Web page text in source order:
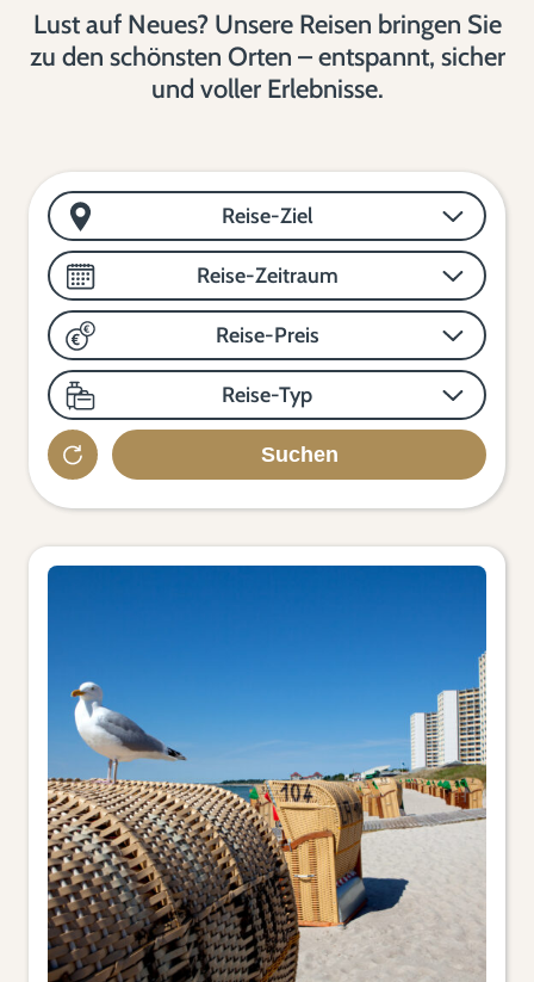
Lust auf Neues? Unsere Reisen bringen Sie
zu den schönsten Orten – entspannt, sicher
und voller Erlebnisse.
Reise-Ziel
Reise-Zeitraum
Reise-Preis
Reise-Typ
Suchen